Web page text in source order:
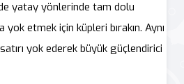
yatay yönlerinde tam dolu
etmek için küpleri bırakın. Aynı
yok ederek büyük güçlendirici